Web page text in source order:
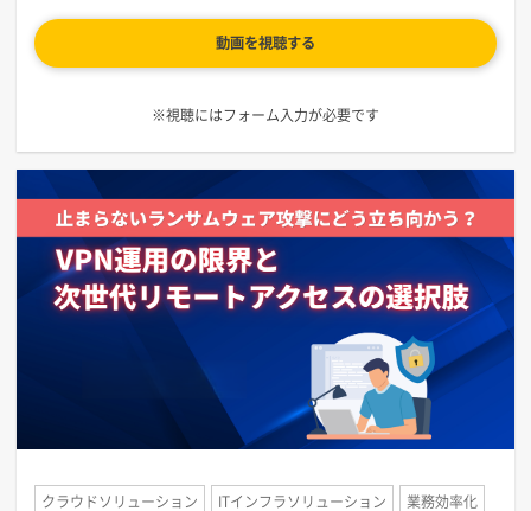
動画を視聴する
※視聴にはフォーム入力が必要です
クラウドソリューション ITインフラソリューション 業務効率化